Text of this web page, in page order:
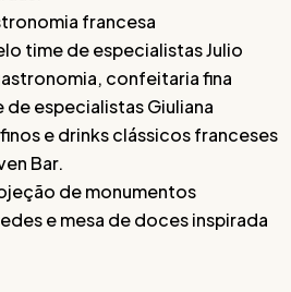
francesa
time de especialistas Julio
confeitaria fina
especialistas Giuliana
e drinks clássicos franceses
Bar.
de monumentos
e mesa de doces inspirada